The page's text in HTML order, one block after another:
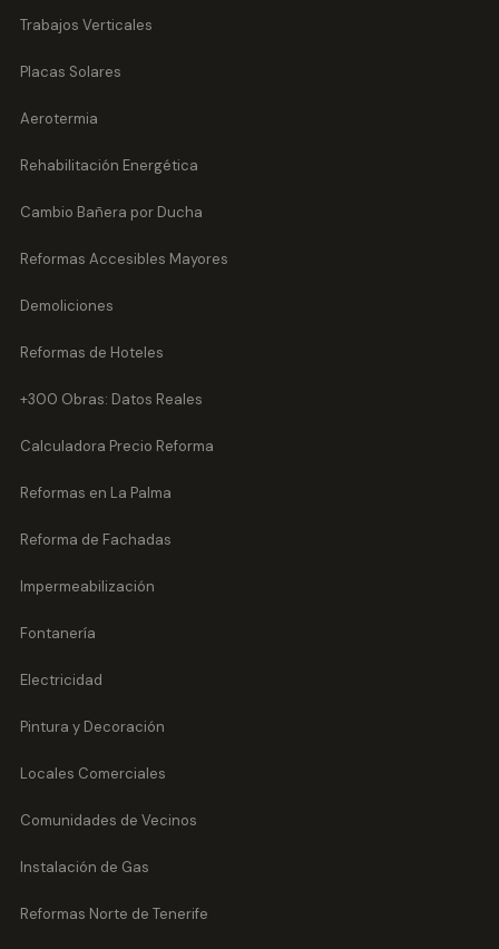
Trabajos Verticales
Placas Solares
Aerotermia
Rehabilitación Energética
Cambio Bañera por Ducha
Reformas Accesibles Mayores
Demoliciones
Reformas de Hoteles
+300 Obras: Datos Reales
Calculadora Precio Reforma
Reformas en La Palma
Reforma de Fachadas
Impermeabilización
Fontanería
Electricidad
Pintura y Decoración
Locales Comerciales
Comunidades de Vecinos
Instalación de Gas
Reformas Norte de Tenerife